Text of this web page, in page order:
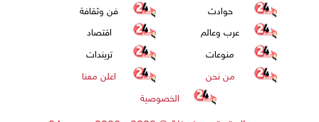
حوادث
فن وثقافة
عرب وعالم
اقتصاد
منوعات
تريندات
من نحن
اعلن معنا
الخصوصية